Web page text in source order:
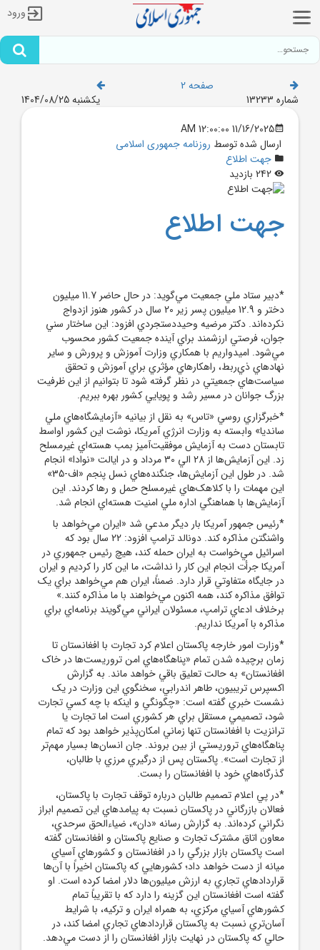
ورود
صفحه 2
شماره 13233
یکشنبه 1404/08/25
11/16/2025 12:00:00 AM
ارسال شده توسط روزنامه جمهوری اسلامی
جهت اطلاع
جهت اطلاع
*دبير ستاد ملي جمعيت مي‌گويد: در حال حاضر 11.7 ميليون
دختر و 12.9 ميليون پسر زير 20 سال در کشور هنوز ازدواج
نکرده‌اند. دکتر مرضيه وحيددستجردي افزود: اين ساختار سني
جوان، فرصتي ارزشمند براي آينده جمعيت کشور محسوب
مي‌شود. اميدواريم با همکاري وزارت آموزش و پرورش و ساير
نهادهاي ذي‌ربط، راهکارهاي مؤثري براي آموزش و تحقق
سياست‌هاي جمعيتي در نظر گرفته شود تا بتوانيم از اين ظرفيت
بزرگ جوانان در مسير رشد و پويايي کشور بهره ببريم.
*خبرگزاري روسي «تاس» به نقل از بيانيه «آزمايشگاه‌هاي ملي
سانديا» وابسته به وزارت انرژي آمريکا، نوشت اين کشور اواسط
تابستان دست به آزمايش موفقيت‌آميز بمب هسته‌اي غيرمسلح
زد. اين آزمايش‌ها از 28 الي 30 مرداد و در ايالت «نوادا» انجام
شد. در طول اين آزمايش‌ها، جنگنده‌هاي نسل پنجم «اف-35»
اين مهمات را با کلاهک‌هاي غيرمسلح حمل و رها کردند. اين
آزمايش‌ها با هماهنگي اداره ملي امنيت هسته‌اي انجام شد.
*رئيس ‌جمهور آمريکا بار ديگر مدعي شد «ايران مي‌خواهد با
واشنگتن مذاکره کند. دونالد ترامپ افزود: 22 سال بود که
اسرائيل مي‌خواست به ايران حمله کند، هيچ رئيس ‌جمهوري در
آمريکا جرأت انجام اين کار را نداشت، ما اين کار را کرديم و ايران
در جايگاه متفاوتي قرار دارد. ضمناً، ايران هم مي‌خواهد براي يک
توافق مذاکره کند، همه اکنون مي‌خواهند با ما مذاکره کنند.»
برخلاف ادعاي ترامپ، مسئولان ايراني مي‌گويند برنامه‌اي براي
مذاکره با آمريکا نداريم.
*وزارت امور خارجه پاکستان اعلام کرد تجارت با افغانستان تا
زمان برچيده ‌شدن تمام «پناهگاه‌هاي امن تروريست‌ها در خاک
افغانستان» به حالت تعليق باقي خواهد ماند. به گزارش
اکسپرس تريبيون، طاهر اندرابي، سخنگوي اين وزارت در يک
نشست خبري گفته است: «چگونگي و اينکه با چه کسي تجارت
شود، تصميمي مستقل براي هر کشوري است اما تجارت يا
ترانزيت با افغانستان تنها زماني امکان‌پذير خواهد بود که تمام
پناهگاه‌هاي تروريستي از بين بروند. جان انسان‌ها بسيار مهم‌تر
از تجارت است». پاکستان پس از درگيري مرزي با طالبان،
گذرگاه‌هاي خود با افغانستان را بست.
*در پي اعلام تصميم طالبان درباره توقف تجارت با پاکستان،
فعالان ‌‏بازرگاني در پاکستان نسبت به پيامدهاي اين تصميم ابراز
نگراني ‏کرده‌اند.‏ به گزارش رسانه «دان»، ضياءالحق سرحدي،
معاون اتاق مشترک ‏تجارت ‏و صنايع پاکستان و افغانستان گفته
است پاکستان بازار ‏بزرگي را در ‏افغانستان و کشورهاي آسياي
ميانه از دست خواهد داد؛ ‏کشورهايي که پاکستان ‏اخيراً با آن‌ها
قراردادهاي تجاري به ارزش ‏ميليون‌ها دلار امضا کرده است.‏ او
گفته است افغانستان اين گزينه را دارد که با تقريباً تمام
‌‏کشورهاي آسياي مرکزي، به همراه ايران و ترکيه، با شرايط
آسان‌تري ‌‏نسبت به پاکستان قراردادهاي تجاري امضا کند، در
حالي که پاکستان ‏در نهايت ‏بازار افغانستان را از دست مي‌دهد.‏